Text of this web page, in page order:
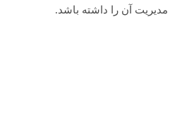
آن را داشته باشد.